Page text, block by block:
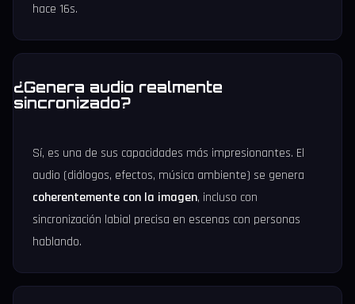
hace 16s.
¿Genera audio realmente
sincronizado?
Sí, es una de sus capacidades más impresionantes. El
audio (diálogos, efectos, música ambiente) se genera
coherentemente con la imagen, incluso con
sincronización labial precisa en escenas con personas
hablando.